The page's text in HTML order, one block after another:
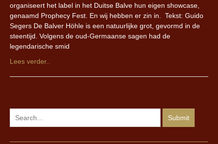
organiseert het label in het Duitse Balve hun eigen showcase,
genaamd Prophecy Fest. En wij hebben er zin in. Tekst: Guido
Segers De Balver Höhle is een natuurlijke grot, gevormd in de
steentijd. Volgens de oud-Germaanse sagen had de
legendarische smid
Lees verder..